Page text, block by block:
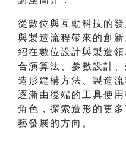
從數位與互動科技的
與製造流程帶來的創
紹在數位設計與製造
合演算法、參數設計
造形建構方法、製造
逐漸由後端的工具使
角色，探索造形的更
藝發展的方向。